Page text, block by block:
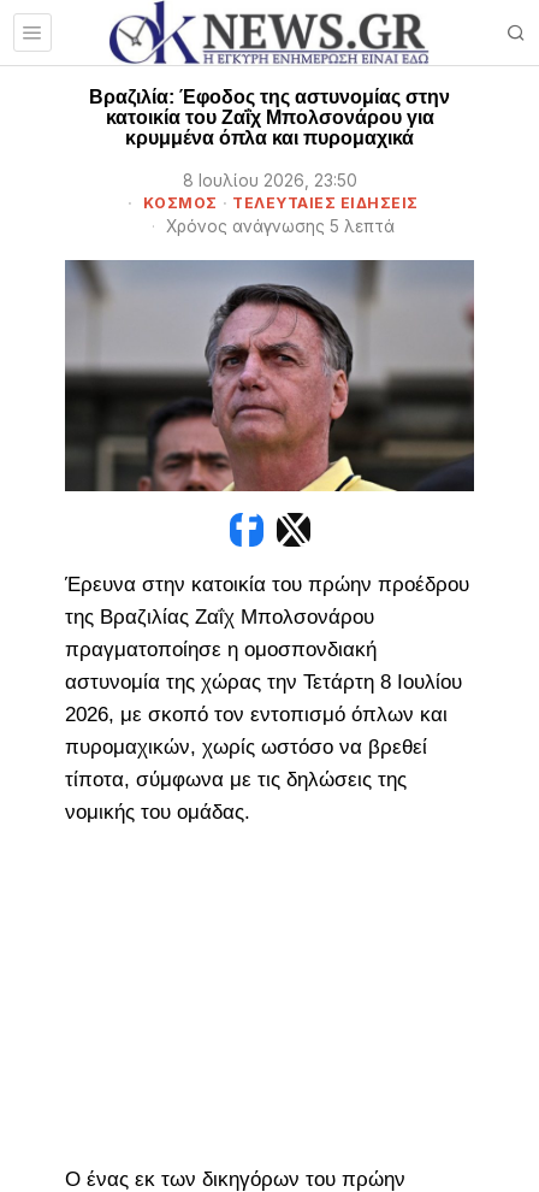
Βραζιλία: Έφοδος της αστυνομίας στην
κατοικία του Ζαΐχ Μπολσονάρου για
κρυμμένα όπλα και πυρομαχικά
8 Ιουλίου 2026, 23:50
ΚΟΣΜΟΣ · ΤΕΛΕΥΤΑΙΕΣ ΕΙΔΗΣΕΙΣ
Χρόνος ανάγνωσης 5 λεπτά
Έρευνα στην κατοικία του πρώην προέδρου
της Βραζιλίας Ζαΐχ Μπολσονάρου
πραγματοποίησε η ομοσπονδιακή
αστυνομία της χώρας την Τετάρτη 8 Ιουλίου
2026, με σκοπό τον εντοπισμό όπλων και
πυρομαχικών, χωρίς ωστόσο να βρεθεί
τίποτα, σύμφωνα με τις δηλώσεις της
νομικής του ομάδας.
Ο ένας εκ των δικηγόρων του πρώην